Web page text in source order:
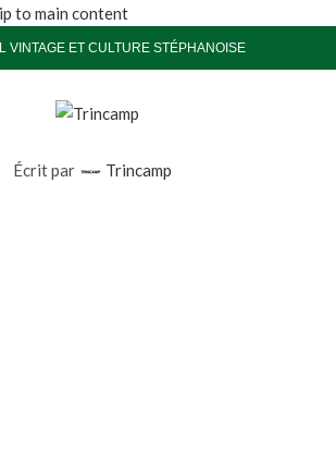
to main content
VINTAGE ET CULTURE STÉPHANOISE
Écrit par Trincamp